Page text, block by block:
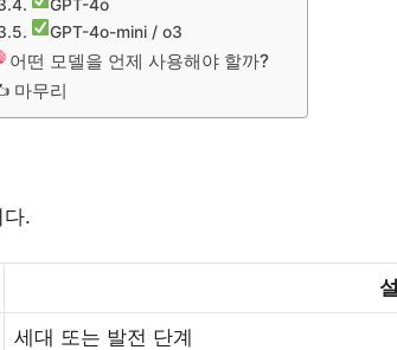
GPT-4o
GPT-4o-mini / o3
어떤 모델을 언제 사용해야 할까?
마무리
.
세대 또는 발전 단계